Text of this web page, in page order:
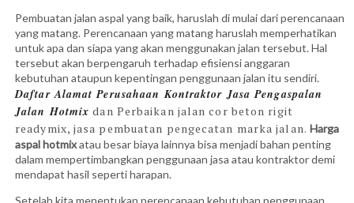
Pembuatan jalan aspal yang baik, haruslah di mulai dari perencanaan
yang matang. Perencanaan yang matang haruslah memperhatikan
untuk apa dan siapa yang akan menggunakan jalan tersebut. Hal
tersebut akan berpengaruh terhadap efisiensi anggaran
kebutuhan ataupun kepentingan penggunaan jalan itu sendiri.
Daftar Alamat PerusahaanKontraktor JasaPengaspalan
Jalan Hotmix dan Perbaikan jalan cor beton rigit
readymix, jasa pembuatan pengecatan marka jalan. Harga
aspal hotmixatau besar biaya lainnya bisa menjadi bahan penting
dalam mempertimbangkan penggunaan jasa atau kontraktor demi
mendapat hasil seperti harapan.